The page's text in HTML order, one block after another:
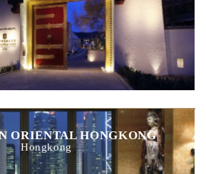
ORIENTAL HONGKONG
Hongkong